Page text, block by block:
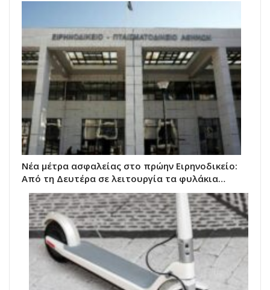
Νέα μέτρα ασφαλείας στο πρώην Ειρηνοδικείο:
Από τη Δευτέρα σε λειτουργία τα φυλάκια…